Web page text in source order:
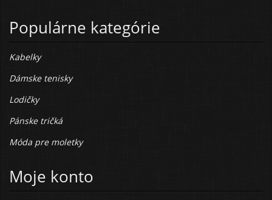
Populárne kategórie
Kabelky
Dámske tenisky
Lodičky
Pánske tričká
Móda pre moletky
Moje konto